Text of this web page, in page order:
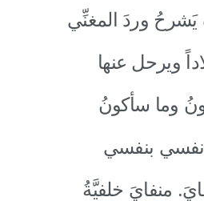
وما سأكونُ
بنفسي
منفايَ خلفيَّةُ